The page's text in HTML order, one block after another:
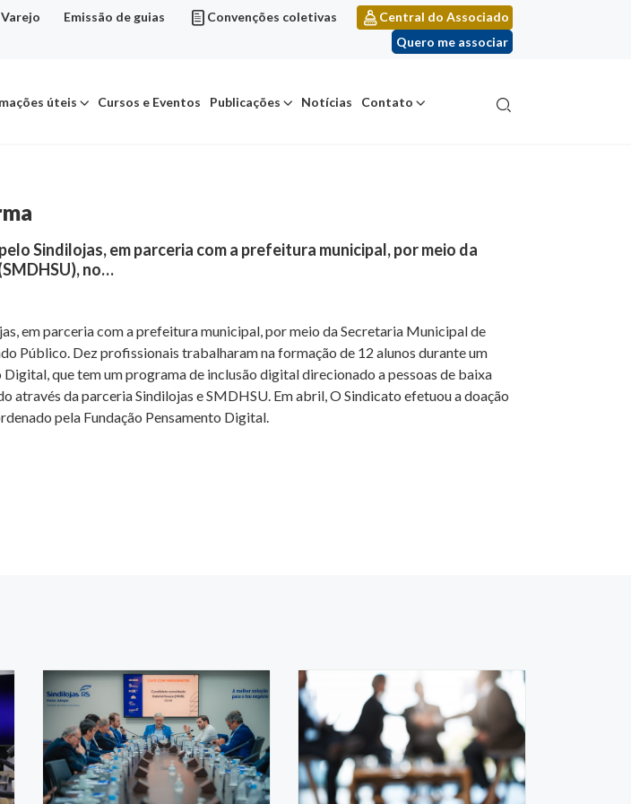
Emissão de guias Convenções coletivas
Central do Associado
Quero me associar
úteis Cursos e Eventos Publicações Notícias Contato
Sindilojas, em parceria com a prefeitura municipal, por meio da
no…
em parceria com a prefeitura municipal, por meio da Secretaria Municipal de
Público. Dez profissionais trabalharam na formação de 12 alunos durante um
que tem um programa de inclusão digital direcionado a pessoas de baixa
da parceria Sindilojas e SMDHSU. Em abril, O Sindicato efetuou a doação
pela Fundação Pensamento Digital.